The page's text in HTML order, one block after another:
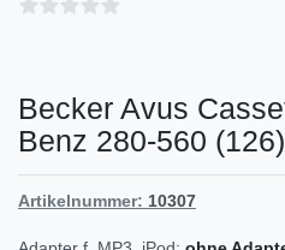
Becker Avus
Benz 280-560
Artikelnummer: 10307